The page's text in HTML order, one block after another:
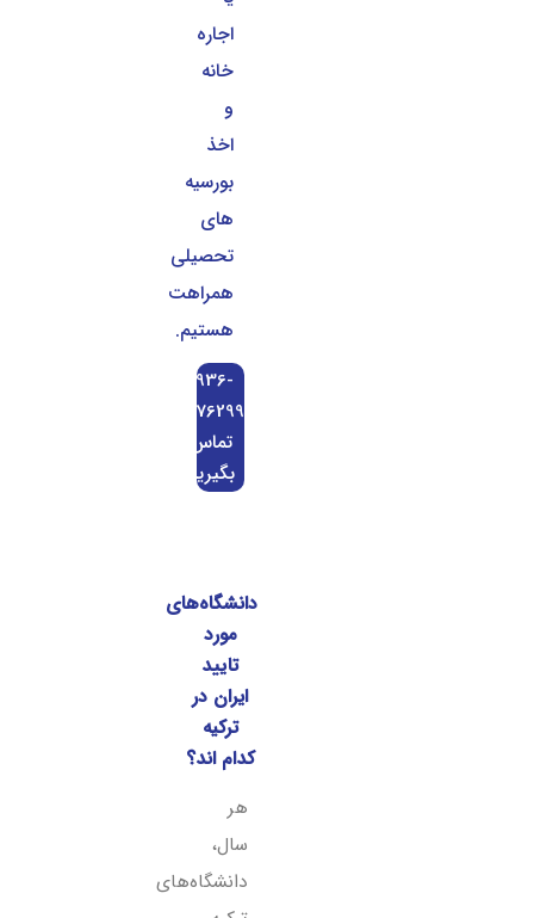
اجاره
خانه
و
اخذ
بورسیه
های
تحصیلی
همراهت
هستیم.
0936-
0676299
تماس
بگیرید
دانشگاه‌های
مورد
تایید
ایران در
ترکیه
کدام اند؟
هر
سال،
دانشگاه‌های